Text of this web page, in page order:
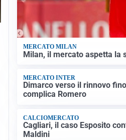
MERCATO MILAN
Milan, il mercato aspetta la
MERCATO INTER
Dimarco verso il rinnovo
complica Romero
CALCIOMERCATO
Cagliari, il caso Esposito
Maldini